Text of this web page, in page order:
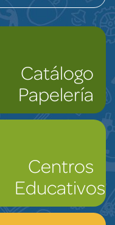
Catálogo
Papelería
Centros
Educativos